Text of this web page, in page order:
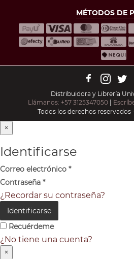
MÉTODOS DE
Distribuidora y Librería
Llámanos: +57 3125347050
Todos los derechos
×
Identificarse
Correo electrónico *
Contraseña *
¿Recordar su contraseña?
Identificarse
Recuérdeme
¿No tiene una cuenta?
×